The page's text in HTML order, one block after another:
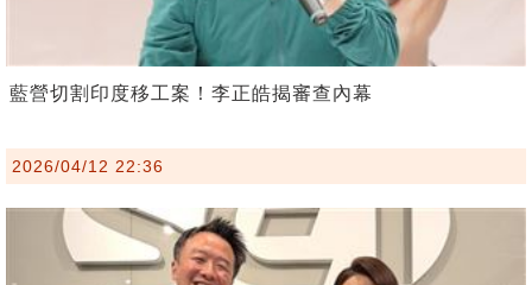
藍營切割印度移工案！李正皓揭審查內幕
2026/04/12 22:36